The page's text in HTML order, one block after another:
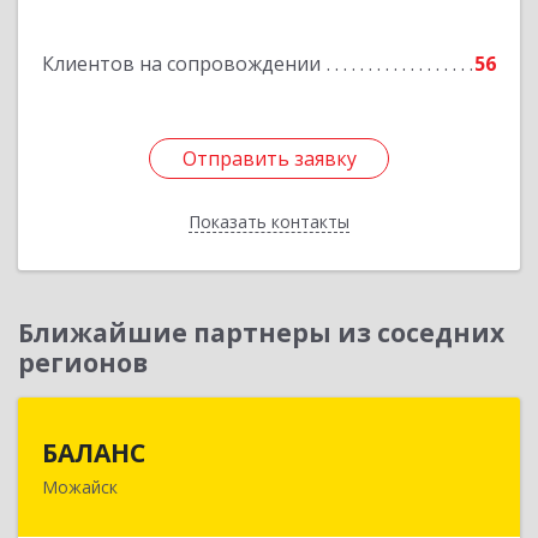
Клиентов на сопровождении 56
Отправить заявку
Показать контакты
Отправить заявку
Назад
Ближайшие партнеры из соседних
регионов
БАЛАНС
Можайск143200, Московская обл, Можайский р-н,